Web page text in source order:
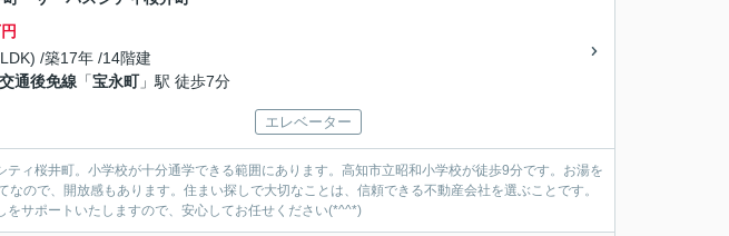
/築17年 /14階建
通後免線 「宝永町」駅 徒歩7分
エレベーター
ィ桜井町。小学校が十分通学できる範囲にあります。高知市立昭和小学校が徒歩9分です。お湯を
ので、開放感もあります。住まい探しで大切なことは、信頼できる不動産会社を選ぶことです。
サポートいたしますので、安心してお任せください(*^^*)